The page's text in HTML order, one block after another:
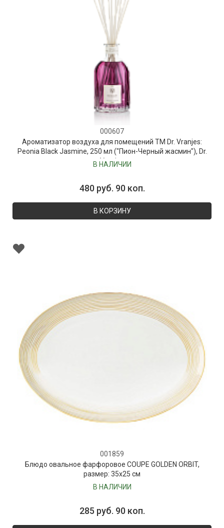
000607
Ароматизатор воздуха для помещений ТМ Dr. Vranjes:
Peonia Black Jasmine, 250 мл ("Пион-Черный жасмин"), Dr.
Vranjes
В НАЛИЧИИ
480 руб. 90 коп.
В КОРЗИНУ
001859
Блюдо овальное фарфоровое COUPE GOLDEN ORBIT,
размер: 35х25 см
В НАЛИЧИИ
285 руб. 90 коп.